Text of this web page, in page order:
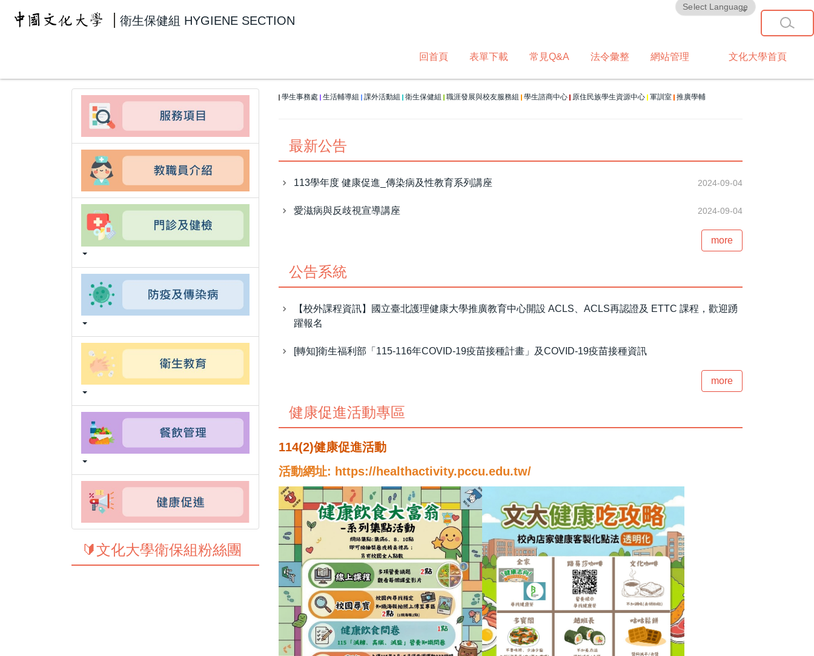
容
衛生保健組 HYGIENE SECTION
Translate
文化大學首頁
回首頁 表單下載 常見Q&A 法令彙整 網站管理
🔰文化大學衛保組粉絲團
學生事務處 生活輔導組 課外活動組 衛生保健組 職涯發展與校友服務組 學生諮商中心 原住民族學生資源中心 軍訓室 推廣學輔
最新公告
113學年度 健康促進_傳染病及性教育系列講座 2024-09-04
愛滋病與反歧視宣導講座 2024-09-04
more
公告系統
【校外課程資訊】國立臺北護理健康大學推廣教育中心開設 ACLS、ACLS再認證及 ETTC 課程，歡迎踴
躍報名
[轉知]衛生福利部「115-116年COVID-19疫苗接種計畫」及COVID-19疫苗接種資訊
more
健康促進活動專區
114(2)健康促進活動
活動網址: https://healthactivity.pccu.edu.tw/